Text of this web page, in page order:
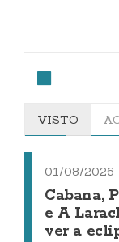
VISTO
01/08/2026
Cabana,
e A
ver a